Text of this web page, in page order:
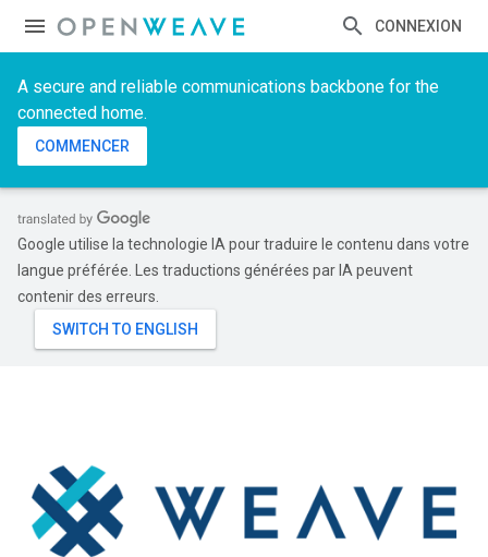
CONNEXION
A secure and reliable communications backbone for the
connected home.
COMMENCER
Google utilise la technologie IA pour traduire le contenu dans votre
langue préférée. Les traductions générées par IA peuvent
contenir des erreurs.